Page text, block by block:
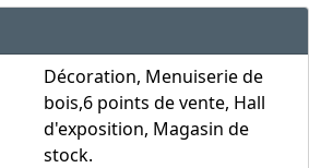
Décoration, Menuiserie de
bois,6 points de vente, Hall
d'exposition, Magasin de
stock.